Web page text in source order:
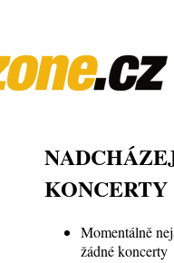
KONCERTY
Momentálně
žádné koncerty